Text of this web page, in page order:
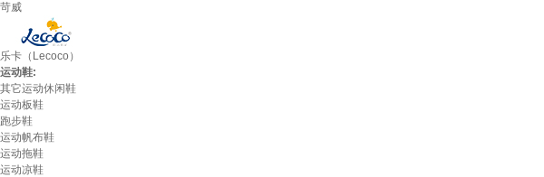
苛威
乐卡（Lecoco）
运动鞋:
其它运动休闲鞋
运动板鞋
跑步鞋
运动帆布鞋
运动拖鞋
运动凉鞋